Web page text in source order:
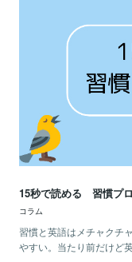
15秒で読める 習慣プ
コラム
習慣と英語はメチャクチ
やすい。当たり前だけど